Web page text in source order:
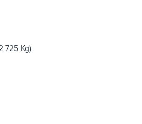
725 Kg)